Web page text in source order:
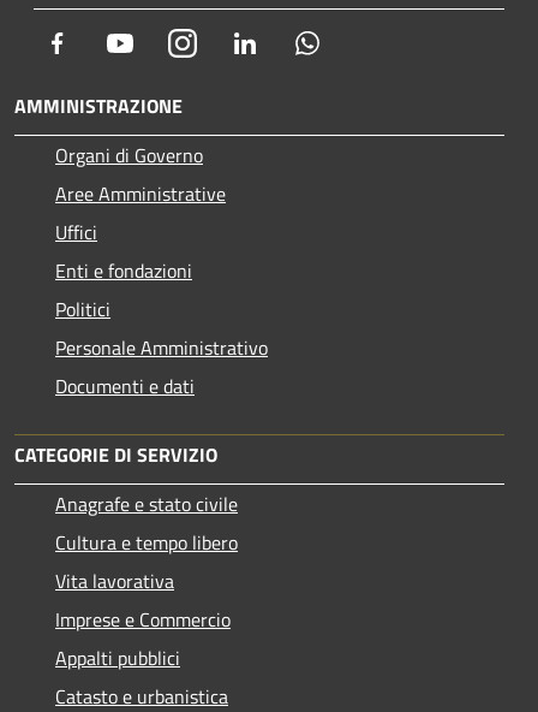
Facebook YoutubeInstagram LinkedIn
AMMINISTRAZIONE
Organi di Governo
Aree Amministrative
Uffici
Enti e fondazioni
Politici
Personale Amministrativo
Documenti e dati
CATEGORIE DI SERVIZIO
Anagrafe e stato civile
Cultura e tempo libero
Vita lavorativa
Imprese e Commercio
Appalti pubblici
Catasto e urbanistica